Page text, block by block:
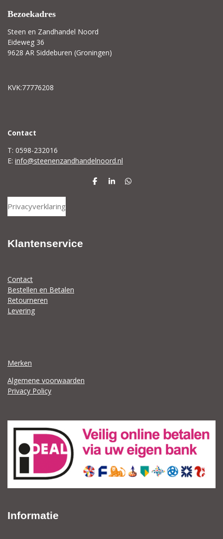
Bezoekadres
Steen en Zandhandel Noord
Eideweg 36
9628 AR Siddeburen (Groningen)
KVK:77776208
Contact
T: 0598-232016
E: info@steenenzandhandelnoord.nl
D
S
D
Privacyverklaring
Klantenservice
Contact
Bestellen en Betalen
Retourneren
Levering
Merken
Algemene voorwaarden
Privacy Policy
Informatie